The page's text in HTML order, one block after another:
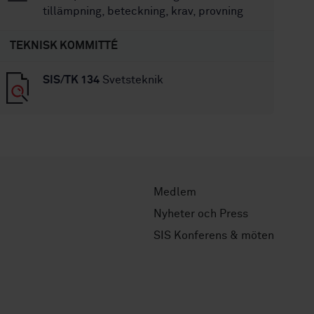
tillämpning, beteckning, krav, provning
TEKNISK KOMMITTÉ
SIS/TK 134 Svetsteknik
Medlem
Nyheter och Press
SIS Konferens & möten